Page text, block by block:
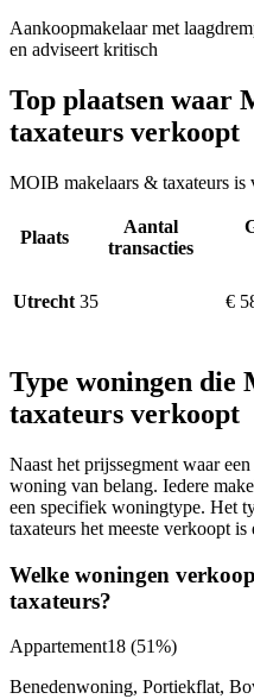
Aankoopmakelaar met
en adviseert kritisch
Top plaatsen waar
taxateurs verkoopt
MOIB makelaars & taxateurs is
Plaats
Aantal
transacties
Utrecht 35 €
Type woningen
taxateurs verkoopt
Naast het prijssegment waar
woning van belang. Iedere
een specifiek woningtype. Het
taxateurs het meeste verkoopt
Welke woningen
taxateurs?
Appartement18 (51%)
Benedenwoning, Portiekflat,